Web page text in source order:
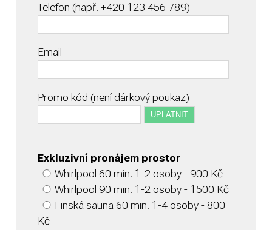
Telefon (např. +420 123 456 789)
Email
Promo kód (není dárkový poukaz)
Exkluzivní pronájem prostor
Whirlpool 60 min. 1-2 osoby - 900 Kč
Whirlpool 90 min. 1-2 osoby - 1500 Kč
Finská sauna 60 min. 1-4 osoby - 800
Kč